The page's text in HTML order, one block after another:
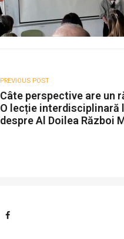
PREVIOUS POST
Câte perspective are un
O lecție interdisciplinară
despre Al Doilea Război